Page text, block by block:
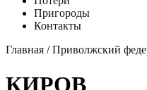
Пригороды
Контакты
Главная /Приволжский
КИРОВ